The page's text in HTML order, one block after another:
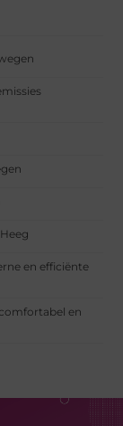
en efficiënte
en